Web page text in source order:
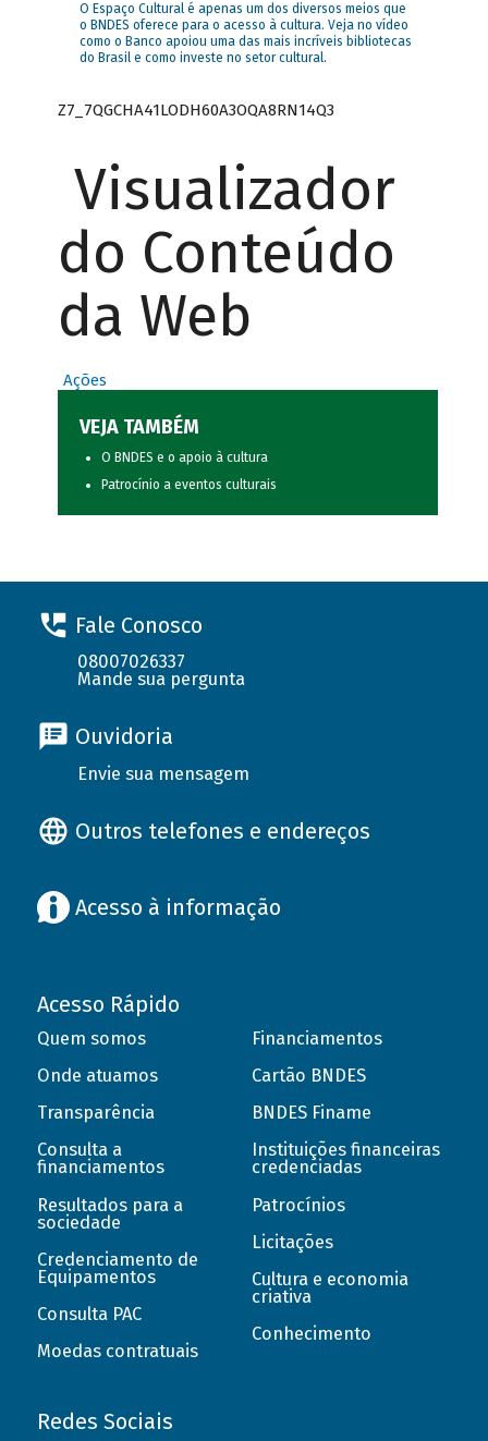
O Espaço Cultural é apenas um dos diversos meios que
o BNDES oferece para o acesso à cultura. Veja no vídeo
como o Banco apoiou uma das mais incríveis bibliotecas
do Brasil e como investe no setor cultural.
Z7_7QGCHA41LODH60A3OQA8RN14Q3
Visualizador
do Conteúdo
da Web
Ações
VEJA TAMBÉM
O BNDES e o apoio à cultura
Patrocínio a eventos culturais
Fale Conosco
08007026337
Mande sua pergunta
Ouvidoria
Envie sua mensagem
Outros telefones e endereços
Acesso à informação
Acesso Rápido
Quem somos
Onde atuamos
Transparência
Consulta a
financiamentos
Resultados para a
sociedade
Credenciamento de
Equipamentos
Consulta PAC
Moedas contratuais
Financiamentos
Cartão BNDES
BNDES Finame
Instituições financeiras
credenciadas
Patrocínios
Licitações
Cultura e economia
criativa
Conhecimento
Redes Sociais